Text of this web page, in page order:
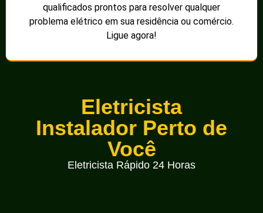
qualificados prontos para resolver qualquer
problema elétrico em sua residência ou comércio.
Ligue agora!
Eletricista
Instalador Perto de
Você
Eletricista Rápido 24 Horas